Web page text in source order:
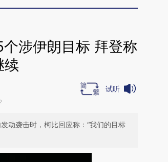
涉伊朗目标 拜登称
续
试听
动袭击时，柯比回应称：“我们的目标